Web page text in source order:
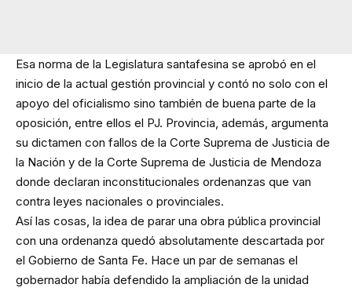
Esa norma de la Legislatura santafesina se aprobó en el
inicio de la actual gestión provincial y contó no solo con el
apoyo del oficialismo sino también de buena parte de la
oposición, entre ellos el PJ. Provincia, además, argumenta
su dictamen con fallos de la Corte Suprema de Justicia de
la Nación y de la Corte Suprema de Justicia de Mendoza
donde declaran inconstitucionales ordenanzas que van
contra leyes nacionales o provinciales.
Así las cosas, la idea de parar una obra pública provincial
con una ordenanza quedó absolutamente descartada por
el Gobierno de Santa Fe. Hace un par de semanas el
gobernador había defendido la ampliación de la unidad